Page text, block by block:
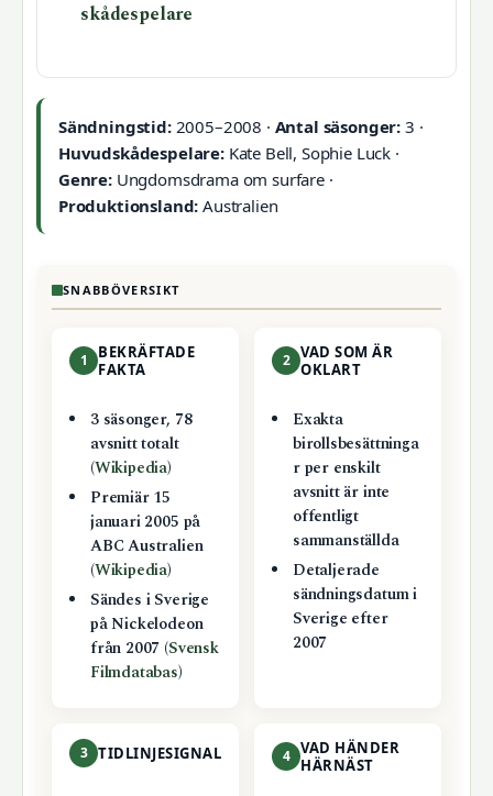
skådespelare
Sändningstid:2005–2008 · Antal säsonger: 3 ·
Huvudskådespelare:Kate Bell, Sophie Luck ·
Genre:Ungdomsdrama om surfare ·
Produktionsland: Australien
SNABBÖVERSIKT
1
BEKRÄFTADE
FAKTA
3 säsonger, 78
avsnitt totalt
(Wikipedia)
Premiär 15
januari 2005 på
ABC Australien
(Wikipedia)
Sändes i Sverige
på Nickelodeon
från 2007 (Svensk
Filmdatabas)
2 VAD SOM ÄR
OKLART
Exakta
birollsbesättninga
r per enskilt
avsnitt är inte
offentligt
sammanställda
Detaljerade
sändningsdatum i
Sverige efter
2007
3 TIDLINJESIGNAL 4 VAD HÄNDER
HÄRNÄST